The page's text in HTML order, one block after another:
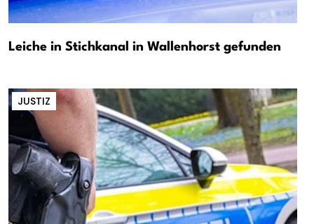
Leiche in Stichkanal in Wallenhorst gefunden
JUSTIZ